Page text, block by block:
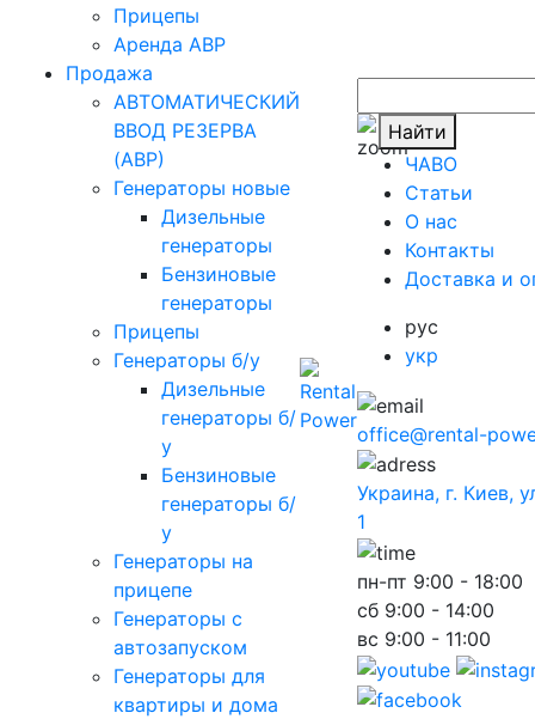
Прицепы
Аренда АВР
Продажа
АВТОМАТИЧЕСКИЙ
ВВОД РЕЗЕРВА
(АВР)
Генераторы новые
Дизельные
генераторы
Бензиновые
генераторы
Прицепы
Генераторы б/у
Дизельные
генераторы б/
у
Бензиновые
генераторы б/
у
Генераторы на
прицепе
Генераторы с
автозапуском
Генераторы для
квартиры и дома
Найти
ЧАВО
Cтатьи
O нас
Контакты
Доставка и
рус
укр
office@rental-
Украина, г. Киев,
1
пн-пт 9:00 - 18:00
сб 9:00 - 14:00
вс 9:00 - 11:00